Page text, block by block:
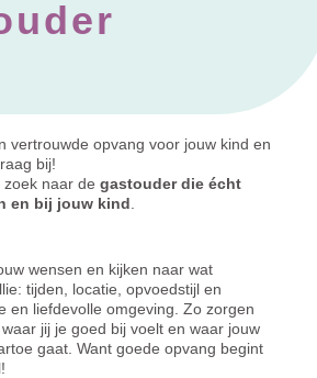
vertrouwde opvang voor jouw kind en
bij!
naar de gastouder die écht
en bij jouw kind
wensen en kijken naar wat
tijden, locatie, opvoedstijl en
en liefdevolle omgeving. Zo zorgen
jij je goed bij voelt en waar jouw
gaat. Want goede opvang begint